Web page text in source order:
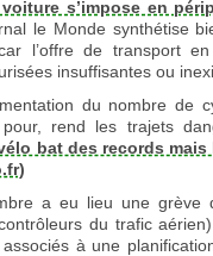
s’impose en
le Monde synthétise
car l’offre de transport
insuffisantes ou
du nombre
pour, rend les trajets
bat des records
a eu lieu une grève
du trafic
associés à une